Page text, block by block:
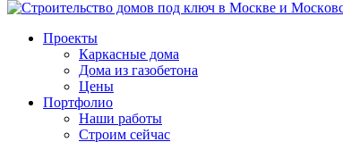
Проекты
Каркасные дома
Дома из газобетона
Цены
Портфолио
Наши работы
Строим сейчас